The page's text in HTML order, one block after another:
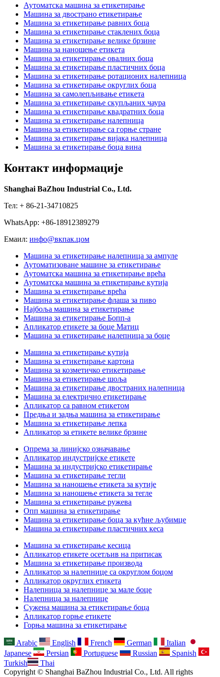
Аутоматска машина за етикетирање
Машина за двострано етикетирање
Машина за етикетирање равних боца
Машина за етикетирање стаклених боца
Машина за етикетирање велике брзине
Машина за наношење етикета
Машина за етикетирање овалних боца
Машина за етикетирање пластичних боца
Машина за етикетирање ротационих налепница
Машина за етикетирање округлих боца
Машина за самолепљивање етикета
Машина за етикетирање скупљаних чаура
Машина за етикетирање квадратних боца
Машина за етикетирање налепница
Машина за етикетирање са горње стране
Машина за етикетирање вијака налепница
Машина за етикетирање боца вина
Контакт информације
Shanghai BaZhou Industrial Co., Ltd.
Тел: + 86-21-34710825
WhatsApp: +86-18912389279
Емаил: инфо@вкпак.цом
Машина за етикетирање налепница за ампуле
Аутоматизоване машине за етикетирање
Аутоматска машина за етикетирање врећа
Аутоматска машина за етикетирање кутија
Машина за етикетирање врећа
Машина за етикетирање флаша за пиво
Најбоља машина за етикетирање
Машина за етикетирање Бопп-а
Апликатор етикете за боце Матиц
Машина за етикетирање налепница за боце
Машина за етикетирање кутија
Машина за етикетирање картона
Машина за козметичко етикетирање
Машина за етикетирање шоља
Машина за етикетирање двостраних налепница
Машина за електрично етикетирање
Апликатор са равном етикетом
Предња и задња машина за етикетирање
Машина за етикетирање лепка
Апликатор за етикете велике брзине
Опрема за линијско означавање
Апликатор индустријске етикете
Машина за индустријско етикетирање
Машина за етикетирање тегли
Машина за наношење етикета за кутије
Машина за наношење етикета за тегле
Машина за етикетирање ружева
Опп машина за етикетирање
Машина за етикетирање боца за кућне љубимце
Машина за етикетирање пластичних кеса
Машина за етикетирање кесица
Апликатор етикете осетљив на притисак
Машина за етикетирање производа
Апликатор за налепнице са округлом боцом
Апликатор округлих етикета
Налепница за налепнице за мале боце
Налепница за налепнице
Сужена машина за етикетирање боца
Апликатор горње етикете
Горња машина за етикетирање
Arabic English French German
Italian
Japanese
Persian Portuguese Russian
Spanish
Turkish
Thai
Copyright © Shanghai BaZhou Industrial Co., Ltd. All rights